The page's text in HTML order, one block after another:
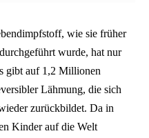
wie sie früher
wurde, hat nur
gibt auf 1,2 Millionen
Lähmung, die sich
zurückbildet. Da in
Kinder auf die Welt